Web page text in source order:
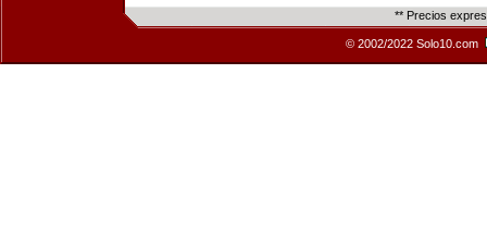
** Precios
© 2002/2022 Solo10.com